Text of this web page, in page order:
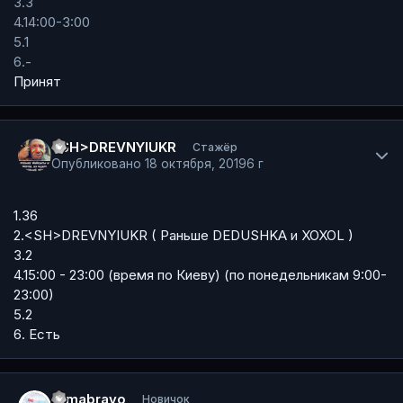
4.14:00-3:00
5.1
6.-
Принят
<SH>DREVNYIUKR Стажёр
Опубликовано 18 октября, 20196 г
1.36
2.<SH>DREVNYIUKR ( Раньше DEDUSHKA и XOXOL )
3.2
4.15:00 - 23:00 (время по Киеву) (по понедельникам 9:00-
23:00)
5.2
6. Есть
romabravo Новичок